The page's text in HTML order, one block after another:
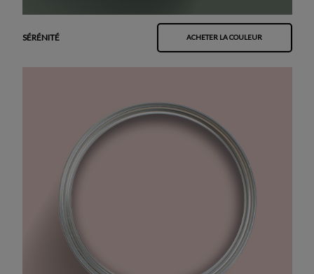
SÉRÉNITÉ ACHETER LA COULEUR